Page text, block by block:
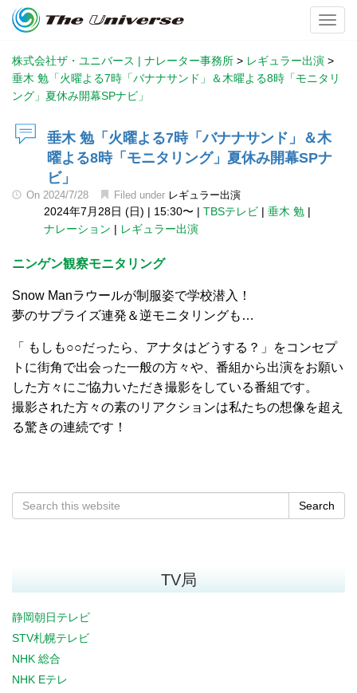
株式会社ザ・ユニバース | ナレーター事務所 > レギュラー出演 >
垂木 勉「火曜よる7時「バナナサンド」＆木曜よる8時「モニタリ
ング」夏休み開幕SPナビ」
垂木 勉「火曜よる7時「バナナサンド」＆木
曜よる8時「モニタリング」夏休み開幕SPナ
ビ」
On 2024/7/28 Filed under レギュラー出演
2024年7月28日 (日) | 15:30〜 | TBSテレビ | 垂木 勉 |
ナレーション | レギュラー出演
ニンゲン観察モニタリング
Snow Manラウールが制服姿で学校潜入！
夢のサプライズ連発＆逆モニタリングも…
「 もしも○○だったら、アナタはどうする？」をコンセプ
トに街角で出会った一般の方々や、番組から出演をお願い
した方々にご協力いただき撮影をしている番組です。
撮影された方々の素のリアクションは私たちの想像を超え
る驚きの連続です！
Search
TV局
静岡朝日テレビ
STV札幌テレビ
NHK 総合
NHK Eテレ